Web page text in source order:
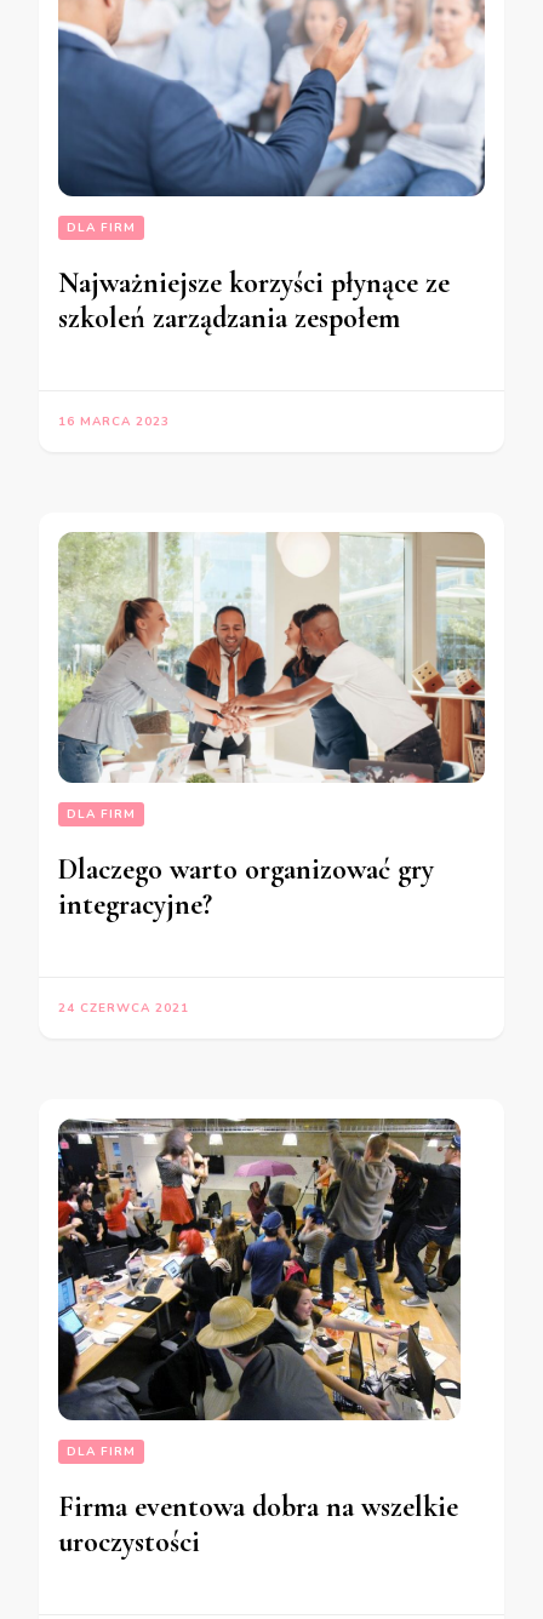
DLA FIRM
Najważniejsze korzyści płynące ze
szkoleń zarządzania zespołem
16 MARCA 2023
DLA FIRM
Dlaczego warto organizować gry
integracyjne?
24 CZERWCA 2021
DLA FIRM
Firma eventowa dobra na wszelkie
uroczystości